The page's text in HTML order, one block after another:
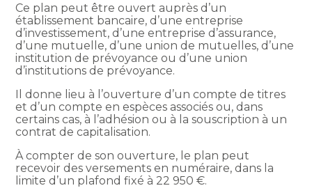
Ce plan peut être ouvert auprès d’un
établissement bancaire, d’une entreprise
d’investissement, d’une entreprise d’assurance,
d’une mutuelle, d’une union de mutuelles, d’une
institution de prévoyance ou d’une union
d’institutions de prévoyance.
Il donne lieu à l’ouverture d’un compte de titres
et d’un compte en espèces associés ou, dans
certains cas, à l’adhésion ou à la souscription à un
contrat de capitalisation.
À compter de son ouverture, le plan peut
recevoir des versements en numéraire, dans la
limite d’un plafond fixé à 22 950 €.